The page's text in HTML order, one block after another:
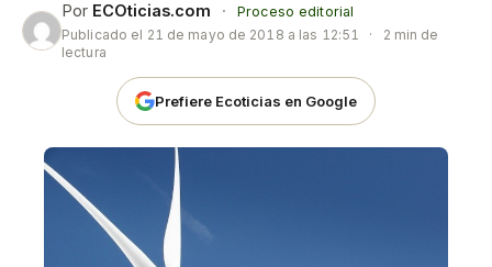
Por ECOticias.com ·
Proceso editorial
Publicado el 21 de mayo de 2018 a las 12:51 ·
2 min de
lectura
Prefiere Ecoticias en Google